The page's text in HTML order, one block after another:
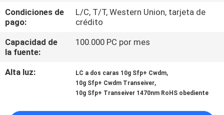
ÉNTRENOS
EN
CONTACTO
CON
Condiciones de
pago:
L/C, T/T, Western Union, tarjeta de
crédito
Capacidad de
la fuente:
100.000 PC por mes
Alta luz: LC a dos caras 10g Sfp+ Cwdm,
10g Sfp+ Cwdm Transeiver,
10g Sfp+ Transeiver 1470nm RoHS obediente